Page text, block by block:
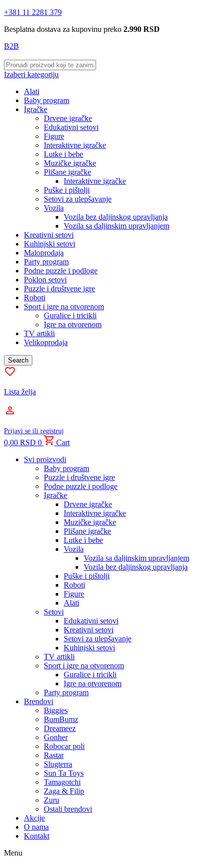
+381 11 2281 379
Besplatna dostava za kupovinu preko 2.990 RSD
B2B
Izaberi kategoriju
Alati
Baby program
Igračke
Drvene igračke
Edukativni setovi
Figure
Interaktivne igračke
Lutke i bebe
Muzičke igračke
Plišane igračke
Interaktivne igračke
Puške i pištolji
Setovi za ulepšavanje
Vozila
Vozila bez daljinskog upravljanja
Vozila sa daljinskim upravljanjem
Kreativni setovi
Kuhinjski setovi
Maloprodaja
Party program
Podne puzzle i podloge
Poklon setovi
Puzzle i društvene igre
Roboti
Sport i igre na otvorenom
Guralice i tricikli
Igre na otvorenom
TV artikli
Velikoprodaja
Search
Lista želja
Prijavi se ili registruj
0,00 RSD 0
Cart
Svi proizvodi
Baby program
Puzzle i društvene igre
Podne puzzle i podloge
Igračke
Drvene igračke
Interaktivne igračke
Muzičke igračke
Plišane igračke
Lutke i bebe
Vozila
Vozila sa daljinskim upravljanjem
Vozila bez daljinskog upravljanja
Puške i pištolji
Roboti
Figure
Alati
Setovi
Edukativni setovi
Kreativni setovi
Setovi za ulepšavanje
Kuhinjski setovi
TV artikli
Sport i igre na otvorenom
Guralice i tricikli
Igre na otvorenom
Party program
Brendovi
Biggies
BumBumz
Dreameez
Gonher
Robocar poli
Rastar
Slugterra
Sun Ta Toys
Tamagotchi
Zaga & Filip
Zuru
Ostali brendovi
Akcije
O nama
Kontakt
Menu